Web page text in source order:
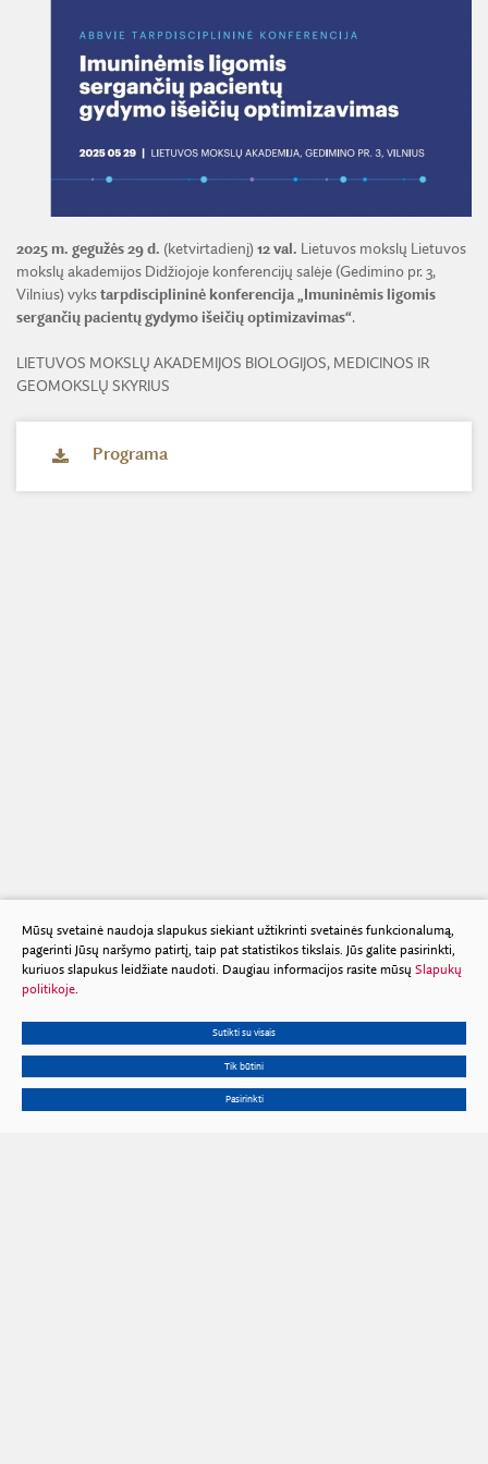
VIRTUALI LMA
TECHNIKOS MOKSLŲ SKYRIUS
JAUNOJI AKADEMIJA
SKYRIAI IR PADALINIAI
PAREIGYBIŲ APRAŠYMAS IR ATLIEKAMOS FUNKCIJOS
KORUPCIJOS PREVENCIJA
LMA IR AKADEMIKAI ŽINIASKLAIDOJE
PASLAUGOS
ATVIRI DUOMENYS
FINANSŲ KONTROLĖS TAISYKLĖS
ŪKIO SUBJEKTŲ PRIEŽIŪRA
TARNYBINIAI LENGVIEJI AUTOMOBILIAI
LĖŠOS VEIKLAI VIEŠINTI
2025 m. gegužės 29 d. (ketvirtadienį) 12 val. Lietuvos mokslų Lietuvos
mokslų akademijos Didžiojoje konferencijų salėje (Gedimino pr. 3,
Vilnius) vyks tarpdisciplininė konferencija „Imuninėmis ligomis
sergančių pacientų gydymo išeičių optimizavimas“.
LIETUVOS MOKSLŲ AKADEMIJOS BIOLOGIJOS, MEDICINOS IR
GEOMOKSLŲ SKYRIUS
Programa
Mūsų svetainė naudoja slapukus siekiant užtikrinti svetainės funkcionalumą,
pagerinti Jūsų naršymo patirtį, taip pat statistikos tikslais. Jūs galite pasirinkti,
kuriuos slapukus leidžiate naudoti. Daugiau informacijos rasite mūsų Slapukų
politikoje.
Sutikti su visais
Tik būtini
Pasirinkti